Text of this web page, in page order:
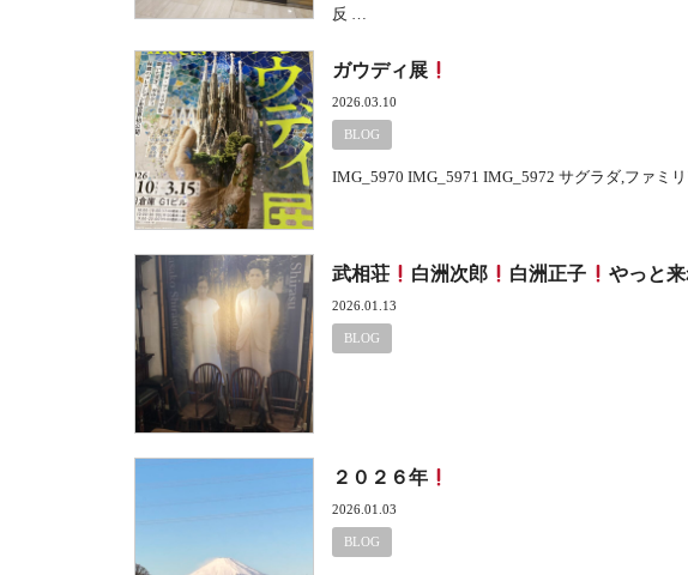
反 …
ガウディ展
2026.03.10
BLOG
IMG_5970 IMG_5971 IMG_5972 サグラダ,ファミ
武相荘 白洲次郎 白洲正子 やっと来
2026.01.13
BLOG
２０２６年
2026.01.03
BLOG